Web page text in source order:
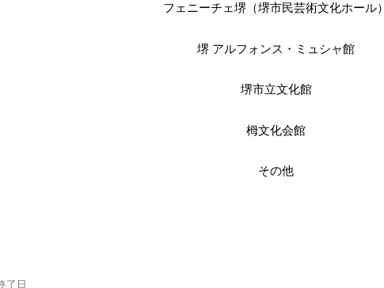
フェニーチェ堺（堺市民芸術文化ホール）
堺 アルフォンス・ミュシャ館
堺市立文化館
栂文化会館
その他